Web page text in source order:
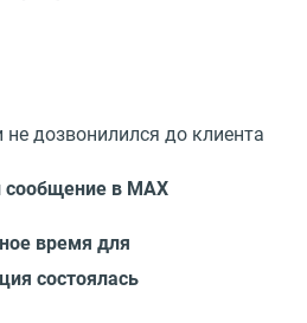
дозвонилился до клиента
сообщение в МАХ
время для
состоялась